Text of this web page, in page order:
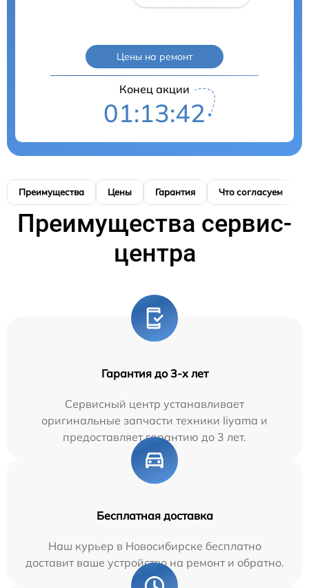
Цены на ремонт
Конец акции
01:13:41
Преимущества Цены Гарантия Что согласуем
Преимущества сервис-
центра
Гарантия до 3-х лет
Сервисный центр устанавливает
оригинальные запчасти техники Iiyama и
предоставляет гарантию до 3 лет.
Бесплатная доставка
Наш курьер в Новосибирске бесплатно
доставит ваше устройство на ремонт и обратно.